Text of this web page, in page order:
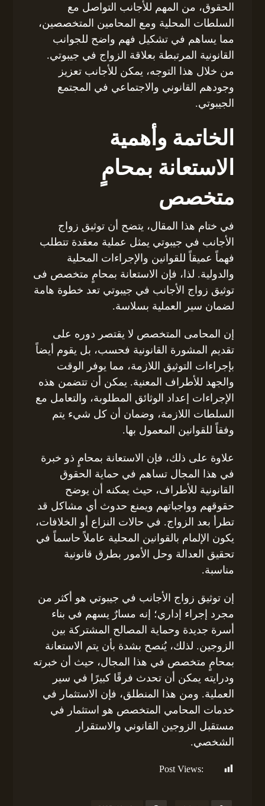
الحقوق، من المهم للأجانب التواصل مع
السلطات المحلية ومع المحامين المتخصصين،
مما يساهم في تشكيل فهم واضح للجوانب
القانونية المرتبطة بعلاقة الزواج في جيبوتي.
من خلال هذا التوجه، يمكن للأجانب تعزيز
وجودهم القانوني والاجتماعي في المجتمع
الجيبوتي.
الخاتمة وأهمية
الاستعانة بمحامٍ
متخصص
في ختام هذا المقال، يتضح أن توثيق زواج
الأجانب في جيبوتي يمثل عملية معقدة تتطلب
فهماً عميقاً للقوانين والإجراءات المحلية
والدولية. لذا، فإن الاستعانة بمحامٍ متخصص فى
توثيق زواج الأجانب في جيبوتي تعد خطوة هامة
لضمان سير العملية بسلاسة.
إن المحامى المتخصص لا يقتصر دوره على
تقديم المشورة القانونية فحسب، بل يقوم أيضاً
بإجراءات التوثيق اللازمة، مما يوفر الوقت
والجهد للأطراف المعنية. يمكن أن تتضمن هذه
الإجراءات إعداد الوثائق المطلوبة، والتعامل مع
السلطات اللازمة، وضمان أن كل شيء يتم
وفقاً للقوانين المعمول بها.
علاوة على ذلك، فإن الاستعانة بمحامٍ ذو خبرة
في هذا المجال تساهم في حماية الحقوق
القانونية للأطراف، حيث يمكنه أن يوضح
حقوقهم وواجباتهم ويمنع حدوث أي مشاكل قد
تطرأ بعد الزواج. في حالات النزاع أو الخلافات،
يكون الإلمام بالقوانين المحلية عاملاً حاسماً في
تحقيق العدالة وحل الأمور بطرق قانونية
مناسبة.
إن توثيق زواج الأجانب في جيبوتي هو أكثر من
مجرد إجراء إداري؛ إنه مسارٌ يسهم في بناء
أسرة جديدة وحماية المصالح المشتركة بين
الزوجين. لذلك، يُنصح بشدة بأن يتم الاستعانة
بمحامٍ متخصص في هذا المجال، حيث أن خبرته
ودرايته يمكن أن تحدث فرقًا كبيرًا في سير
العملية. ومن هذا المنطلق، فإن الاستثمار في
خدمات المحامي المتخصص هو استثمار في
مستقبل الزوجين القانوني والاستقرار
الشخصي.
Post Views: